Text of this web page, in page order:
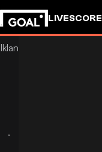
LIVESCORE